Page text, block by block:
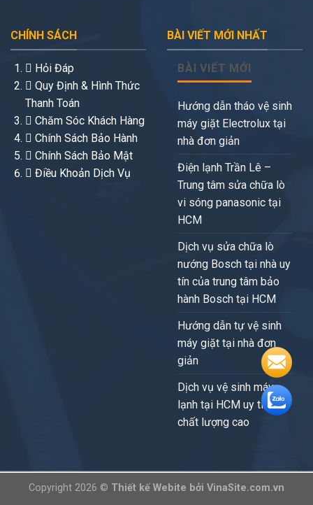
CHÍNH SÁCH
Hỏi Đáp
Quy Định & Hình Thức
Thanh Toán
Chăm Sóc Khách Hàng
Chính Sách Bảo Hành
Chính Sách Bảo Mật
Điều Khoản Dịch Vụ
BÀI VIẾT MỚI NHẤT
BÀI VIẾT MỚI
Hướng dẫn tháo vệ sinh
máy giặt Electrolux tại
nhà đơn giản
Điện lạnh Trần Lê –
Trung tâm sửa chữa lò
vi sóng panasonic tại
HCM
Dịch vụ sửa chữa lò
nướng Bosch tại nhà uy
tín của trung tâm bảo
hành Bosch tại HCM
Hướng dẫn tự vệ sinh
máy giặt tại nhà đơn
giản
Dịch vụ vệ sinh máy
lạnh tại HCM uy tín,
chất lượng cao
Copyright 2026 © Thiết kế Webite bởi VinaSite.com.vn